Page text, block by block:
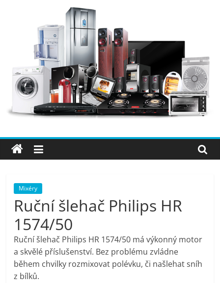
Elektro
OK
–
nejlepší
elektronika
porovnání,
pračky,
televize,
Mixéry
Ruční šlehač Philips HR
1574/50
Ruční šlehač Philips HR 1574/50 má výkonný motor
a skvělé příslušenství. Bez problému zvládne
během chvilky rozmixovat polévku, či našlehat sníh
z bílků.